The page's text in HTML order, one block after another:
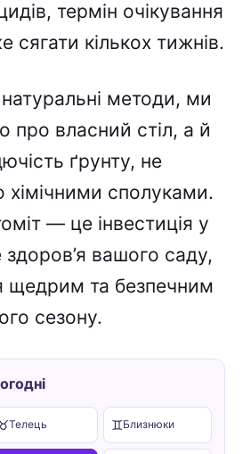
термін очікування
сягати кількох тижнів.
методи, ми
про власний стіл, а й
ґрунту, не
сполуками.
— це інвестиція у
вашого саду,
щедрим та безпечним
сезону.
Телець ♊Близнюки